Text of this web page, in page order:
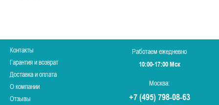
Контакты
Гарантия и возврат
Доставка и оплата
О компании
Отзывы
Работаем ежедневно
10:00-17:00 Мск
Москва:
+7 (495) 798-08-63